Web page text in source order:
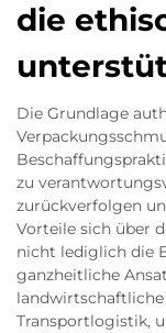
die
Die Grundlage
zu
zurückverfolgen
Vorteile sich über
nicht lediglich die
ganzheitliche
Transportlogistik,